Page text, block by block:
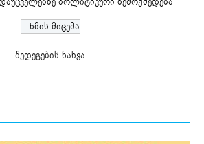
შედეგების ნახვა